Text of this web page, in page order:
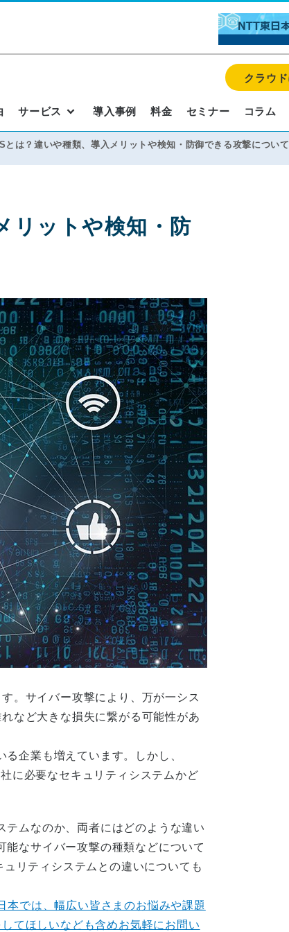
サービス 導入事例 料金 セミナー コラム
クラウ
とは？違いや種類、導入メリットや検知・防御できる攻撃につい
リットや検知・防
。サイバー攻撃により、万が一シス
など大きな損失に繋がる可能性があ
企業も増えています。しかし、
に必要なセキュリティシステムかど
ムなのか、両者にはどのような違い
なサイバー攻撃の種類などについて
リティシステムとの違いについても
本では、幅広い皆さまのお悩みや課題
てほしいなども含めお気軽にお問い